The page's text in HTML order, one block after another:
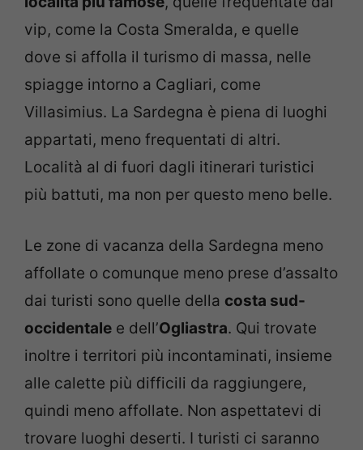
vip, come la Costa Smeralda, e quelle
dove si affolla il turismo di massa, nelle
spiagge intorno a Cagliari, come
Villasimius. La Sardegna è piena di luoghi
appartati, meno frequentati di altri.
Località al di fuori dagli itinerari turistici
più battuti, ma non per questo meno belle.
Le zone di vacanza della Sardegna meno
affollate o comunque meno prese d’assalto
dai turisti sono quelle della costa sud-
occidentale e dell’Ogliastra. Qui trovate
inoltre i territori più incontaminati, insieme
alle calette più difficili da raggiungere,
quindi meno affollate. Non aspettatevi di
trovare luoghi deserti. I turisti ci saranno